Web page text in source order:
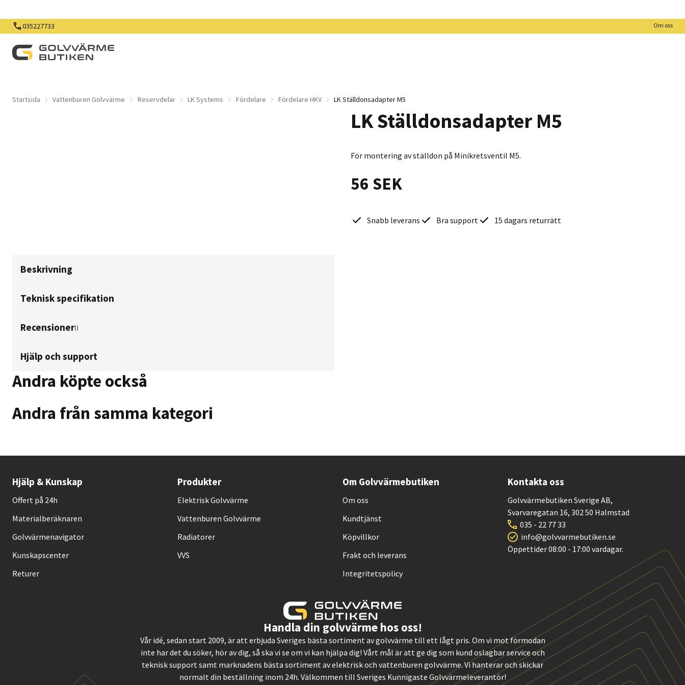
035227733 Om oss
Startsida Vattenburen Golvvärme Reservdelar LK Systems Fördelare Fördelare HKV LK Ställdonsadapter M5
LK Ställdonsadapter M5
För montering av ställdon på Minikretsventil M5.
56 SEK
Snabb leverans Bra support 15 dagars returrätt
Beskrivning
Teknisk specifikation
Recensioner()
Hjälp och support
Andra köpte också
Andra från samma kategori
Hjälp & Kunskap
Offert på 24h
Materialberäknaren
Golvvärmenavigator
Kunskapscenter
Returer
Produkter
Elektrisk Golvvärme
Vattenburen Golvvärme
Radiatorer
VVS
Om Golvvärmebutiken
Om oss
Kundtjänst
Köpvillkor
Frakt och leverans
Integritetspolicy
Kontakta oss
Golvvärmebutiken Sverige AB,
Svarvaregatan 16, 302 50 Halmstad
035 - 22 77 33
info@golvvarmebutiken.se
Öppettider 08:00 - 17:00 vardagar.
Handla din golvvärme hos oss!
Vår idé, sedan start 2009, är att erbjuda Sveriges bästa sortiment av golvvärme till ett lågt pris. Om vi mot förmodan
inte har det du söker, hör av dig, så ska vi se om vi kan hjälpa dig! Vårt mål är att ge dig som kund oslagbar service och
teknisk support samt marknadens bästa sortiment av elektrisk och vattenburen golvvärme. Vi hanterar och skickar
normalt din beställning inom 24h. Välkommen till Sveriges Kunnigaste Golvvärmeleverantör!